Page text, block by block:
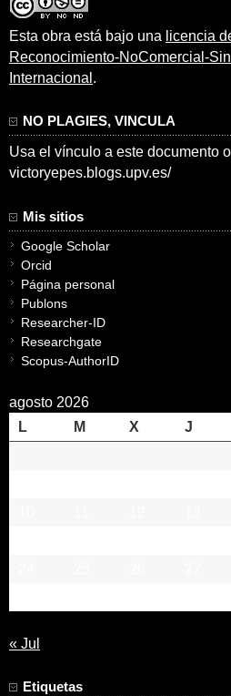
Esta obra está bajo una licencia
Reconocimiento-NoComercial-
Internacional .
NO PLAGIES, VINCULA
Usa el vínculo a este documento
victoryepes.blogs.upv.es/
Mis sitios
Google Scholar
Orcid
Página personal
Publons
Researcher-ID
Researchgate
Scopus-AuthorID
agosto 2026
L
M X J
« Jul
Etiquetas